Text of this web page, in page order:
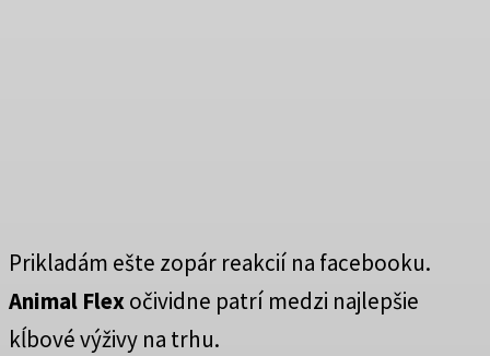
Prikladám ešte zopár reakcií na facebooku.
Animal Flexočividne patrí medzi najlepšie
kĺbové výživy na trhu.